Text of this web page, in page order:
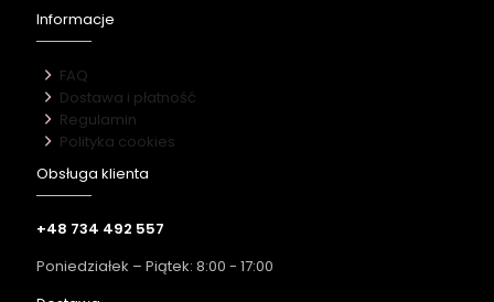
Informacje
FAQ
Dostawa i płatność
Regulamin
Polityka cookies
Obsługa klienta
+48 734 492 557
Poniedziałek – Piątek: 8:00 - 17:00